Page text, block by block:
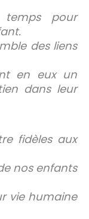
temps pour
des liens
en eux un
dans leur
fidèles aux
nos enfants
vie humaine